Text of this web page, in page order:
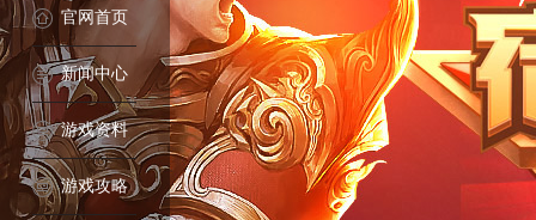
官网首页
新闻中心
游戏资料
游戏攻略